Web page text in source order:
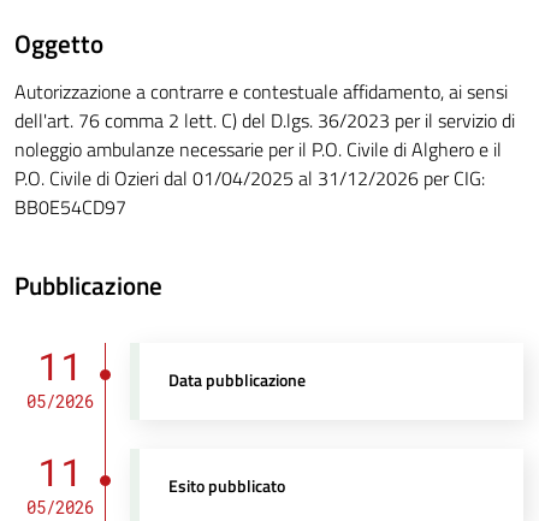
Oggetto
Autorizzazione a contrarre e contestuale affidamento, ai sensi
dell'art. 76 comma 2 lett. C) del D.lgs. 36/2023 per il servizio di
noleggio ambulanze necessarie per il P.O. Civile di Alghero e il
P.O. Civile di Ozieri dal 01/04/2025 al 31/12/2026 per CIG:
BB0E54CD97
Pubblicazione
11
05/2026
Data pubblicazione
11
05/2026
Esito pubblicato